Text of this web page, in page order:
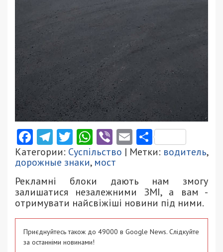
Facebook
Telegram
Twitter
WhatsApp
ViberEmail
Категории: Суспільство | Метки: водитель,
дорожные знаки, мост
Рекламні блоки дають нам змогу
залишатися незалежними ЗМІ, а вам -
отримувати найсвіжіші новини під ними.
Приєднуйтесь також до 49000 в Google News. Слідкуйте
за останніми новинами!